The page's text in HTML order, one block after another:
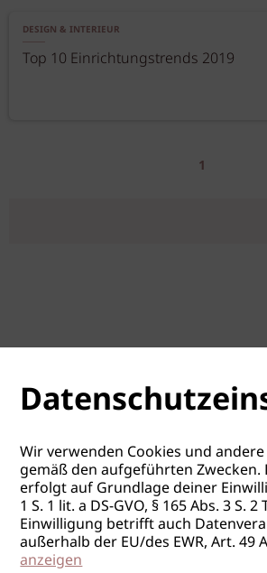
DESIGN & INTERIEUR
Top 10 Einrichtungstrends 2019
1
Wir verwenden Cookies und
gemäß den aufgeführten Zwecken.
erfolgt auf Grundlage deiner
1 S. 1 lit. a DS-GVO, § 165 Abs. 3 S. 2
Einwilligung betrifft auch
außerhalb der EU/des EWR, Art. 49
anzeigen